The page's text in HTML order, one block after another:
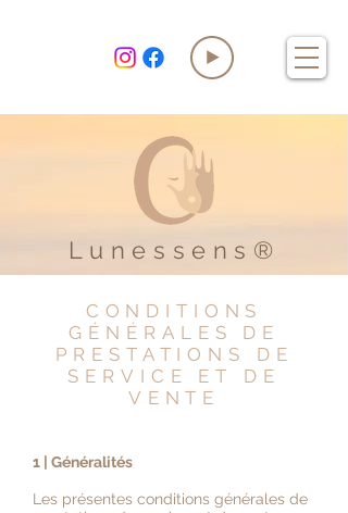
Lunessens®
CONDITIONS
G É N É RALES DE
PRESTATIONS DE
SERVICE ET DE
VENTE
1 | Généralités
Les présentes conditions générales de